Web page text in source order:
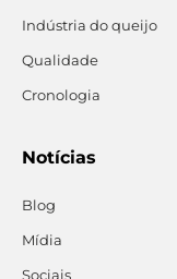
Indústria do queijo
Qualidade
Cronologia
Notícias
Blog
Mídia
Sociais